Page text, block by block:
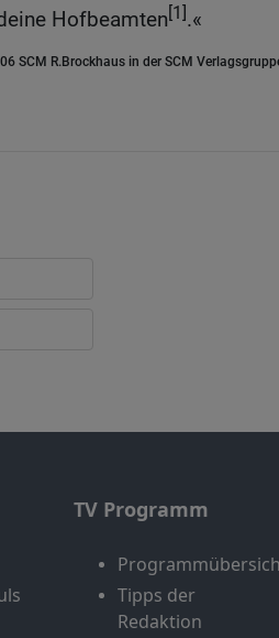
Hofbeamten[1].«
SCM R.Brockhaus in der SCM
TV Programm
Tipps der
Redaktion